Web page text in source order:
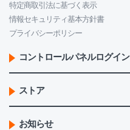
特定商取引法に基づく表示
情報セキュリティ基本方針書
プライバシーポリシー
コントロールパネルログイン
ストア
お知らせ